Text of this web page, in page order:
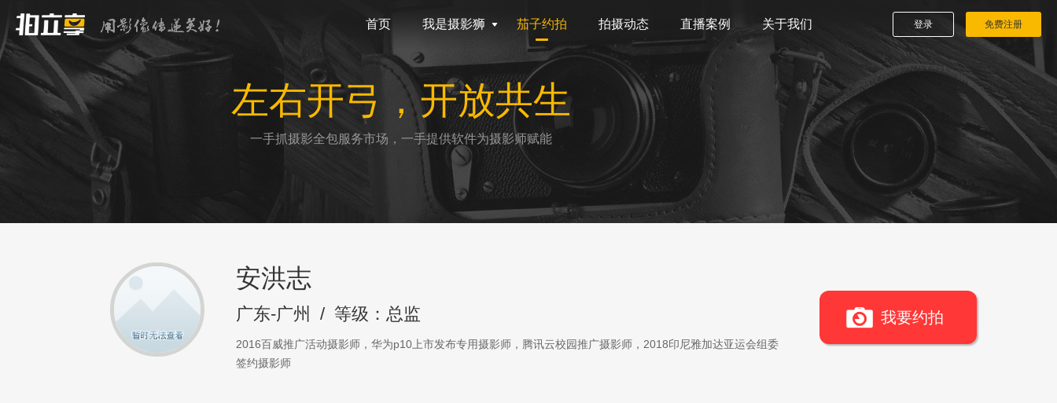
首页 我是摄影狮 茄子约拍 拍摄动态 直播案例 关于我们 登录 免费注册
左右开弓，开放共生
一手抓摄影全包服务市场，一手提供软件为摄影师赋能
安洪志
广东-广州 / 等级：总监
2016百威推广活动摄影师，华为p10上市发布专用摄影师，腾讯云校园推广摄影师，2018印尼雅加达亚运会组委
签约摄影师
我要约拍